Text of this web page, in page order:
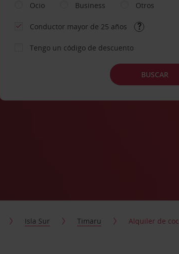
Ocio
Business Otros
Conductor mayor de 25 años
Tengo un código de descuento
BUSCAR
Isla Sur Timaru Alquiler de